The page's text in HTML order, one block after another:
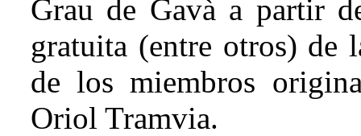
Grau de Gavà a partir
gratuita (entre otros) de
de los miembros
Oriol Tramvia.